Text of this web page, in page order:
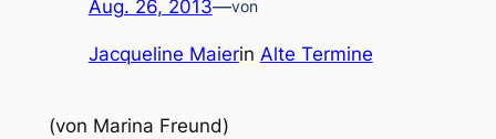
Aug. 26, 2013—von
Jacqueline Maierin Alte Termine
(von Marina Freund)